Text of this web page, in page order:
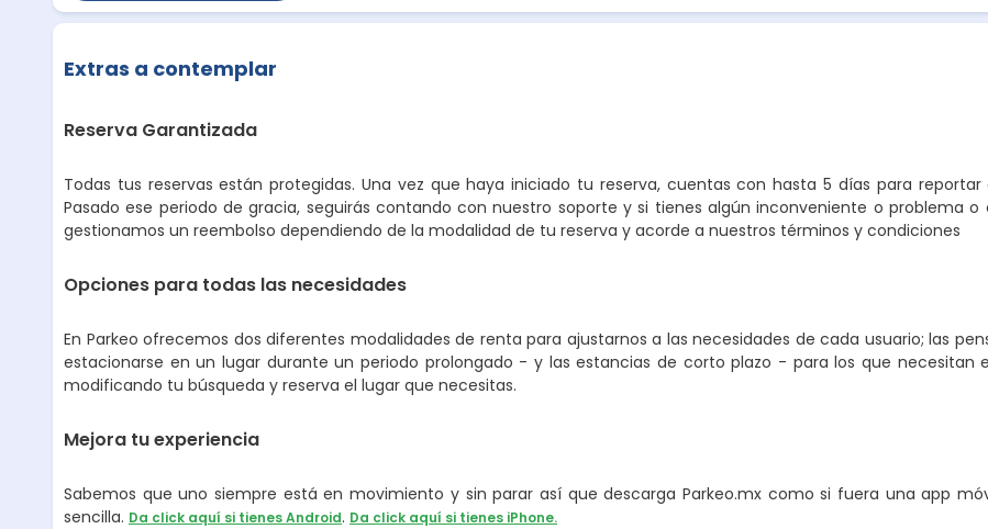
Extras a contemplar
Reserva Garantizada
Todas tus reservas están protegidas. Una vez que haya iniciado tu reserva, cuentas con hasta 5 días para
Pasado ese periodo de gracia, seguirás contando con nuestro soporte y si tienes algún inconveniente o problema
gestionamos un reembolso dependiendo de la modalidad de tu reserva y acorde a nuestros términos y condiciones
Opciones para todas las necesidades
En Parkeo ofrecemos dos diferentes modalidades de renta para ajustarnos a las necesidades de cada usuario; las
estacionarse en un lugar durante un periodo prolongado - y las estancias de corto plazo - para los que necesitan
modificando tu búsqueda y reserva el lugar que necesitas.
Mejora tu experiencia
Sabemos que uno siempre está en movimiento y sin parar así que descarga Parkeo.mx como si fuera una app
sencilla. Da click aquí si tienes Android. Da click aquí si tienes iPhone.